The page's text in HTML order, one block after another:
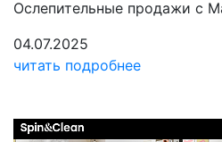
Ослепительные продажи с
04.07.2025
читать подробнее